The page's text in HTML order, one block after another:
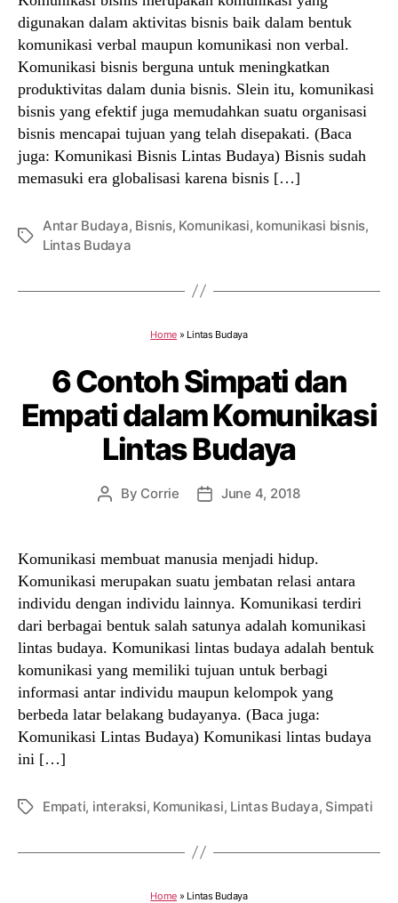
digunakan dalam aktivitas bisnis baik dalam bentuk
komunikasi verbal maupun komunikasi non verbal.
Komunikasi bisnis berguna untuk meningkatkan
produktivitas dalam dunia bisnis. Slein itu, komunikasi
bisnis yang efektif juga memudahkan suatu organisasi
bisnis mencapai tujuan yang telah disepakati. (Baca
juga: Komunikasi Bisnis Lintas Budaya) Bisnis sudah
memasuki era globalisasi karena bisnis […]
Tags
Antar Budaya, Bisnis, Komunikasi, komunikasi bisnis,
Lintas Budaya
Home » Lintas Budaya
6 Contoh Simpati dan
Empati dalam Komunikasi
Lintas Budaya
Post
By Corrie
PostJune 4, 2018
Komunikasi membuat manusia menjadi hidup.
Komunikasi merupakan suatu jembatan relasi antara
individu dengan individu lainnya. Komunikasi terdiri
dari berbagai bentuk salah satunya adalah komunikasi
lintas budaya. Komunikasi lintas budaya adalah bentuk
komunikasi yang memiliki tujuan untuk berbagi
informasi antar individu maupun kelompok yang
berbeda latar belakang budayanya. (Baca juga:
Komunikasi Lintas Budaya) Komunikasi lintas budaya
ini […]
TagsEmpati, interaksi, Komunikasi, Lintas Budaya, Simpati
Home » Lintas Budaya